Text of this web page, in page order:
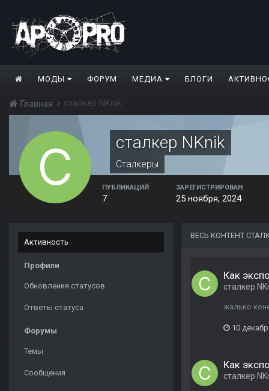
МОДЫ ФОРУМ МЕДИА БЛОГИ
Главная сталкер NKnik
сталкер NKnik
Сталкеры
ПУБЛИКАЦИЙ
7
ЗАРЕГИСТРИРОВАН
25 ноября, 2024
Активность
Профили
Обновления статусов
Ответы статуса
Форумы
Темы
Сообщения
ВЕСЬ КОНТЕНТ
Как
сталкер
жалько
10
Как
сталкер